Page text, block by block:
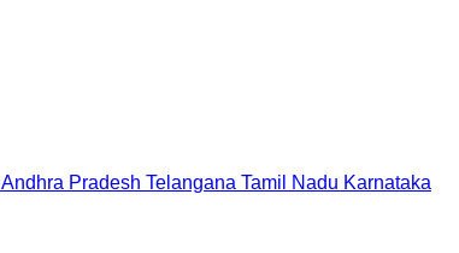
Andhra Pradesh Telangana Tamil Nadu Karnataka